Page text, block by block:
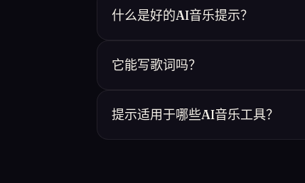
什么是好的AI音乐提示？
它能写歌词吗？
提示适用于哪些AI音乐工具？